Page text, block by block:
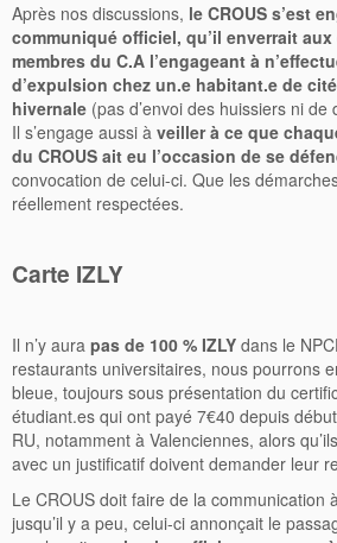
Après nos discussions, le CROUS s’est
communiqué officiel, qu’il enverrait
membres du C.A l’engageant à
d’expulsion chez un.e habitant.e de
hivernale (pas d’envoi des huissiers ni de
Il s’engage aussi à veiller à ce que
du CROUS ait eu l’occasion de se
convocation de celui-ci. Que les
réellement respectées.
Carte IZLY
Il n’y aura pas de 100 % IZLY dans le
restaurants universitaires, nous pourrons
bleue, toujours sous présentation du
étudiant.es qui ont payé 7€40 depuis
RU, notamment à Valenciennes, alors
avec un justificatif doivent demander leur
Le CROUS doit faire de la communication
jusqu’il y a peu, celui-ci annonçait le